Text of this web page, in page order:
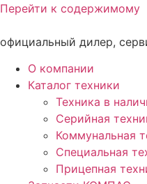
Перейти к содержимому
официальный дилер,
О компании
Каталог техники
Техника в
Серийная
Коммунальная
Специальная
Прицепная